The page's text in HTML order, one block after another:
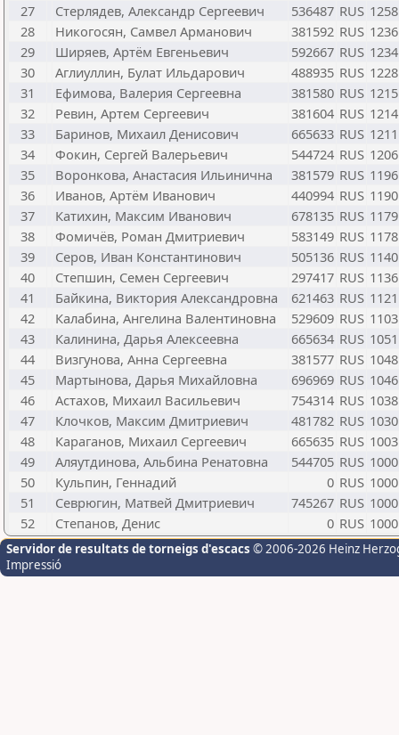
27
Стерлядев, Александр Сергеевич 536487 RUS 1258
28
Никогосян, Самвел Арманович 381592 RUS 1236
29
Ширяев, Артём Евгеньевич 592667 RUS 1234
30
Аглиуллин, Булат Ильдарович 488935 RUS 1228
31
Ефимова, Валерия Сергеевна 381580 RUS 1215
32
Ревин, Артем Сергеевич 381604 RUS 1214
33
Баринов, Михаил Денисович 665633 RUS 1211
34
Фокин, Сергей Валерьевич 544724 RUS 1206
35
Воронкова, Анастасия Ильинична 381579 RUS 1196
36
Иванов, Артём Иванович 440994 RUS 1190
37
Катихин, Максим Иванович 678135 RUS 1179
38
Фомичёв, Роман Дмитриевич 583149 RUS 1178
39
Серов, Иван Константинович 505136 RUS 1140
40
Степшин, Семен Сергеевич 297417 RUS 1136
41
Байкина, Виктория Александровна 621463 RUS 1121
42
Калабина, Ангелина Валентиновна 529609 RUS 1103
43
Калинина, Дарья Алексеевна 665634 RUS 1051
44
Визгунова, Анна Сергеевна 381577 RUS 1048
45
Мартынова, Дарья Михайловна 696969 RUS 1046
46
Астахов, Михаил Васильевич 754314 RUS 1038
47
Клочков, Максим Дмитриевич 481782 RUS 1030
48
Караганов, Михаил Сергеевич 665635 RUS 1003
49
Аляутдинова, Альбина Ренатовна 544705 RUS 1000
50
Кульпин, Геннадий 0 RUS 1000
51
Севрюгин, Матвей Дмитриевич 745267 RUS 1000
52
Степанов, Денис 0 RUS 1000
Servidor de resultats de torneigs d'escacs © 2006-2026 Heinz
Impressió